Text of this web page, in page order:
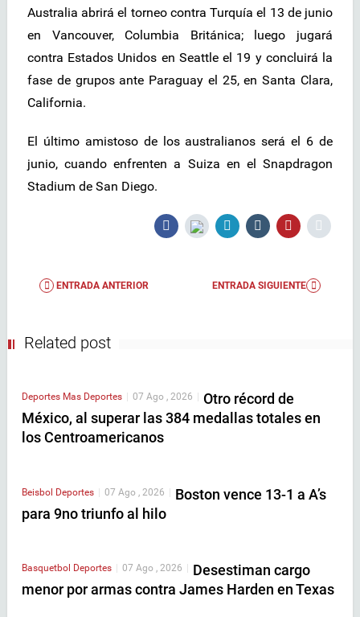
Australia abrirá el torneo contra Turquía el 13 de junio
en Vancouver, Columbia Británica; luego jugará
contra Estados Unidos en Seattle el 19 y concluirá la
fase de grupos ante Paraguay el 25, en Santa Clara,
California.
El último amistoso de los australianos será el 6 de
junio, cuando enfrenten a Suiza en el Snapdragon
Stadium de San Diego.
ENTRADA ANTERIOR ENTRADA SIGUIENTE
Related post
Deportes Mas Deportes 07 Ago , 2026
Otro récord de
México, al superar las 384 medallas totales en
los Centroamericanos
Beisbol Deportes | 07 Ago , 2026 | Boston vence 13-1 a A’s
para 9no triunfo al hilo
Basquetbol Deportes 07 Ago , 2026
Desestiman cargo
menor por armas contra James Harden en Texas